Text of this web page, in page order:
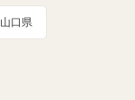
山口県